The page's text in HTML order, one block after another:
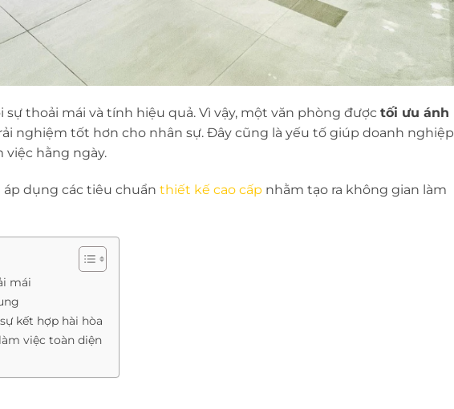
thoải mái và tính hiệu quả. Vì vậy, một văn phòng được tối ưu ánh
nghiệm tốt hơn cho nhân sự. Đây cũng là yếu tố giúp doanh nghiệp
việc hằng ngày.
áp dụng các tiêu chuẩn thiết kế cao cấp nhằm tạo ra không gian làm
mái
kết hợp hài hòa
việc toàn diện